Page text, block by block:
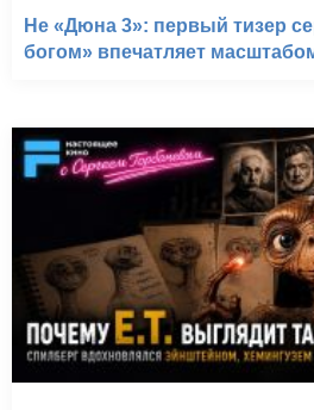
Не «Дюна 3»: первый тизер
богом» впечатляет